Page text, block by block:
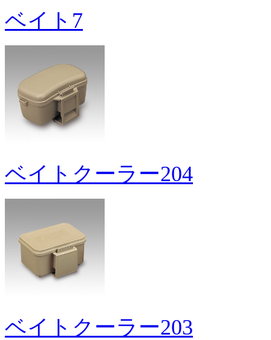
ベイト7
ベイトクーラー204
ベイトクーラー203